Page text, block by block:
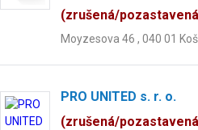
(zrušená/
Moyzesova 46 , 040 01
PRO UNITED s. r. o.
(zrušená/